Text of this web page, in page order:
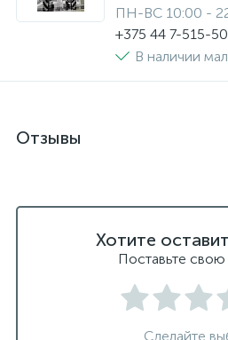
ПН-ВС 10:00 -
+375 44 7-515-
В наличии
Отзывы
Хотите
Поставьте свою
Сделайте